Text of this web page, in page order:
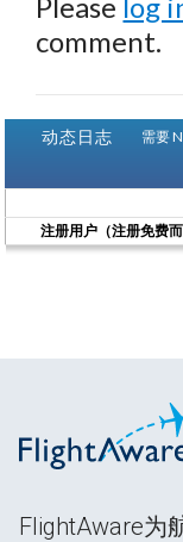
comment.
动态日志 需要
注册用户（注册免费
FlightAware为